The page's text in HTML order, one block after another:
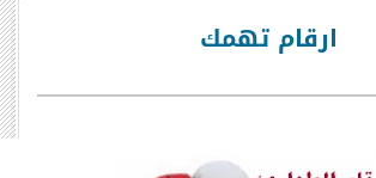
ارقام تهمك